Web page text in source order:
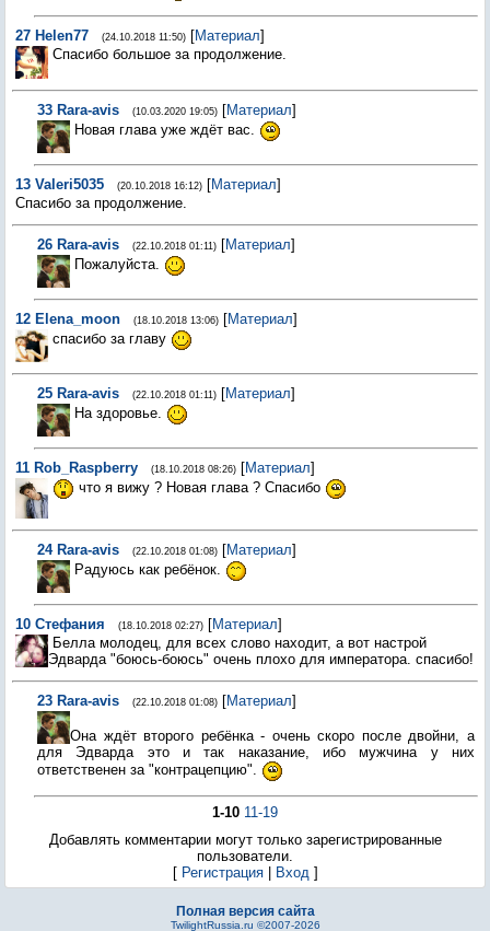
27 Helen77 (24.10.2018 11:50) [Материал]
Спасибо большое за продолжение.
33 Rara-avis (10.03.2020 19:05) [Материал]
Новая глава уже ждёт вас.
13 Valeri5035 (20.10.2018 16:12) [Материал]
Спасибо за продолжение.
26 Rara-avis (22.10.2018 01:11) [Материал]
Пожалуйста.
12 Elena_moon (18.10.2018 13:06) [Материал]
спасибо за главу
25 Rara-avis (22.10.2018 01:11) [Материал]
На здоровье.
11 Rob_Raspberry (18.10.2018 08:26) [Материал]
что я вижу ? Новая глава ? Спасибо
24 Rara-avis (22.10.2018 01:08) [Материал]
Радуюсь как ребёнок.
10 Стефания (18.10.2018 02:27) [Материал]
Белла молодец, для всех слово находит, а вот настрой
Эдварда "боюсь-боюсь" очень плохо для императора. спасибо!
23 Rara-avis (22.10.2018 01:08) [Материал]
Она ждёт второго ребёнка - очень скоро после двойни, а
для Эдварда это и так наказание, ибо мужчина у них
ответственен за "контрацепцию".
1-10 11-19
Добавлять комментарии могут только зарегистрированные
пользователи.
[ Регистрация| Вход]
Полная версия сайта
TwilightRussia.ru ©2007-2026